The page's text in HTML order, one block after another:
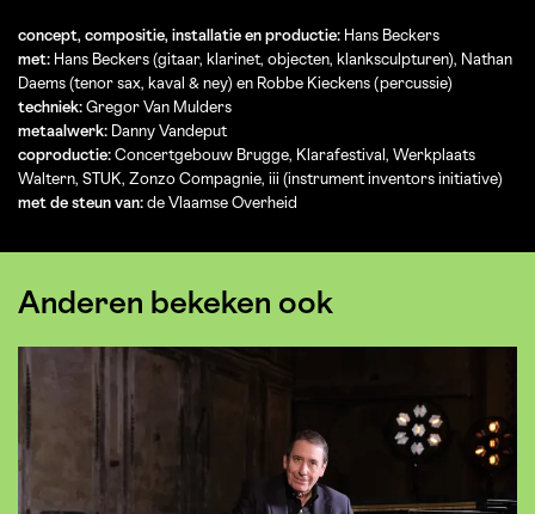
concept, compositie, installatie en productie: Hans Beckers
met: Hans Beckers (gitaar, klarinet, objecten, klanksculpturen), Nathan
Daems (tenor sax, kaval & ney) en Robbe Kieckens (percussie)
techniek: Gregor Van Mulders
metaalwerk:
Danny Vandeput
coproductie: Concertgebouw Brugge, Klarafestival, Werkplaats
Waltern, STUK, Zonzo Compagnie, iii (instrument inventors initiative)
met de steun van: de Vlaamse Overheid
Anderen bekeken ook